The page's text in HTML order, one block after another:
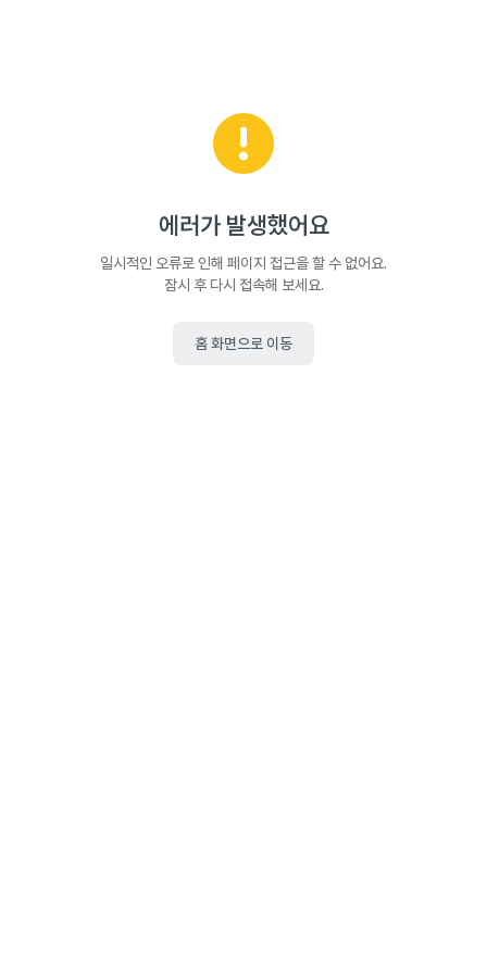
에러가 발생했어요
일시적인 오류로 인해 페이지 접근을 할 수 없어요.
잠시 후 다시 접속해 보세요.
홈 화면으로 이동